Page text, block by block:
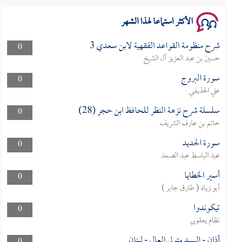
الأكثر استماعا لهذا الشهر
0 شرح منظومة القواعد الفقهية لابن سعدي 3
حسين بن عبد العزيز آل الشيخ
0
سورة البروج
علي الحذيفي
0
سلسلة شرح نزهة النظر للحافظ ابن حجر (28)
حاتم بن عارف الشريف
0
سورة الحديد
عبد الباسط عبد الصمد
0
أسير الخطايا
أبو زياد ( طارق جابر )
0
تيكوندوا
نظام يعقوبي